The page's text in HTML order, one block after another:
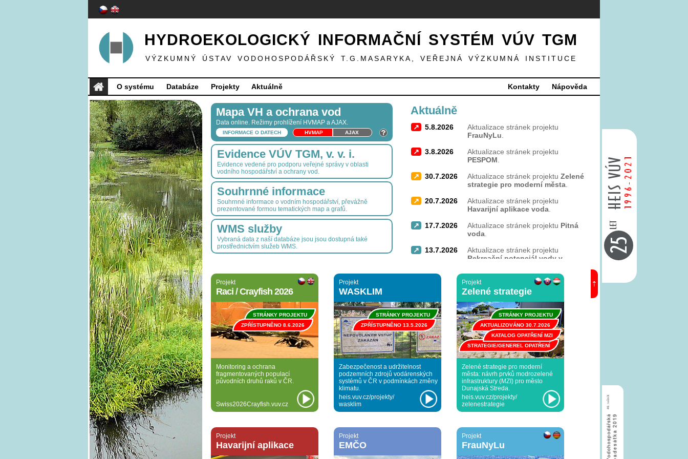
HYDROEKOLOGICKÝ INFORMAČNÍ SYSTÉM VÚV TGM
VÝZKUMNÝ ÚSTAV VODOHOSPODÁŘSKÝ T.G.MASARYKA, VEŘEJNÁ VÝZKUMNÁ INSTITUCE
O systému Databáze Projekty Aktuálně Kontakty Nápověda